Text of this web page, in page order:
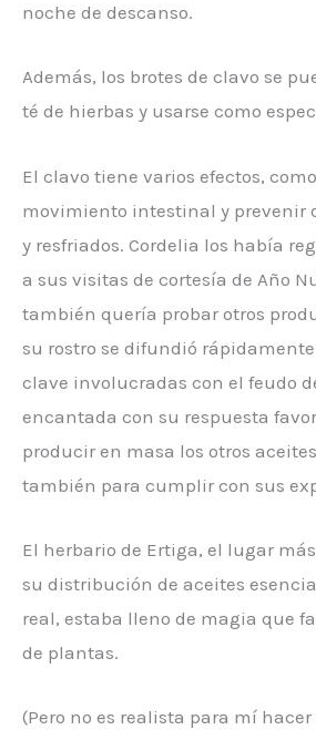
noche de descanso.
Además, los brotes de clavo se
té de hierbas y usarse como
El clavo tiene varios efectos,
movimiento intestinal y prevenir
y resfriados. Cordelia los había
a sus visitas de cortesía de Año
también quería probar otros
su rostro se difundió
clave involucradas con el feudo
encantada con su respuesta
producir en masa los otros
también para cumplir con sus
El herbario de Ertiga, el lugar
su distribución de aceites
real, estaba lleno de magia que
de plantas.
(Pero no es realista para mí